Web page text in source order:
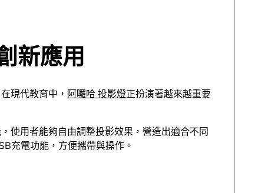
新應用
現代教育中， 阿囉哈 投影燈正扮演著越來越重要
使用者能夠自由調整投影效果，營造出適合不同
充電功能，方便攜帶與操作。